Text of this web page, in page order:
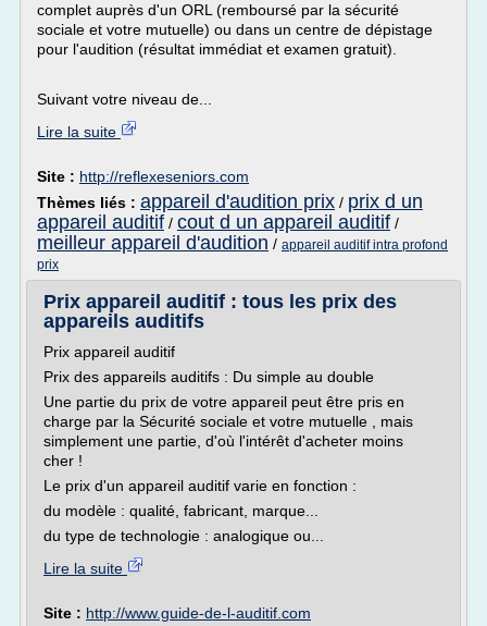
complet auprès d'un ORL (remboursé par la sécurité
sociale et votre mutuelle) ou dans un centre de dépistage
pour l'audition (résultat immédiat et examen gratuit).
Suivant votre niveau de...
Lire la suite
Site : http://reflexeseniors.com
Thèmes liés : appareil d'audition prix / prix d un
appareil auditif / cout d un appareil auditif /
meilleur appareil d'audition / appareil auditif intra profond
prix
Prix appareil auditif : tous les prix des
appareils auditifs
Prix appareil auditif
Prix des appareils auditifs : Du simple au double
Une partie du prix de votre appareil peut être pris en
charge par la Sécurité sociale et votre mutuelle , mais
simplement une partie, d'où l'intérêt d'acheter moins
cher !
Le prix d'un appareil auditif varie en fonction :
du modèle : qualité, fabricant, marque...
du type de technologie : analogique ou...
Lire la suite
Site : http://www.guide-de-l-auditif.com